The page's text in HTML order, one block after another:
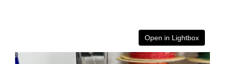
Open in Lightbox